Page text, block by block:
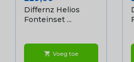
Differnz Helios
Fonteinset ...
shopping_cart Voeg toe